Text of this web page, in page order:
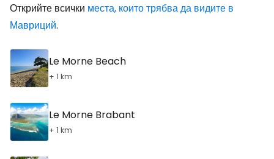
Открийте всички места, които трябва да видите в
Мавриций.
Le Morne Beach
+ 1 km
Le Morne Brabant
+ 1 km